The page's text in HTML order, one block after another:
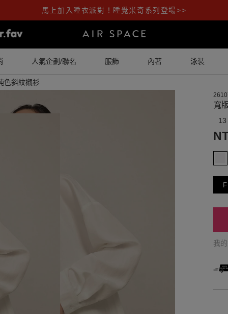
馬上加入睡衣派對！睡覺米奇系列登場>>
人氣企劃/聯名 服飾 內著 泳裝
色斜紋襯衫
寬
13
F
我